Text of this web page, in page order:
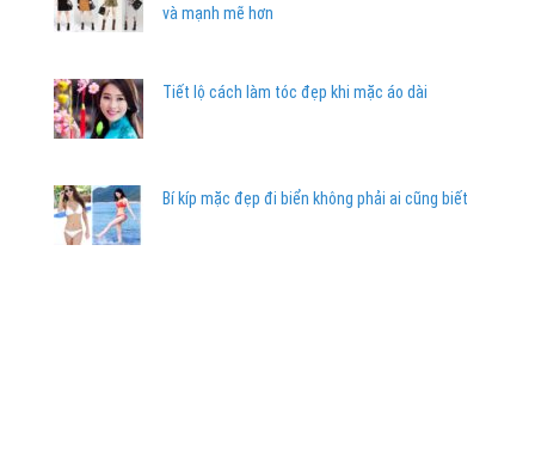
và mạnh mẽ hơn
Tiết lộ cách làm tóc đẹp khi mặc áo dài
Bí kíp mặc đẹp đi biển không phải ai cũng biết